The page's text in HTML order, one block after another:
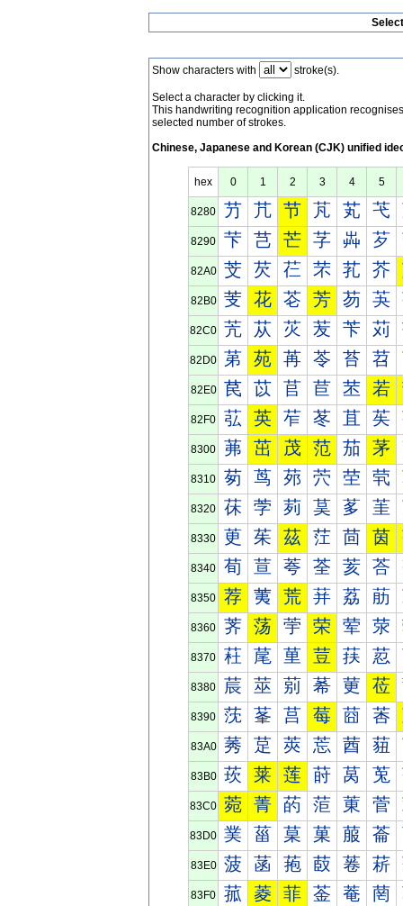
Show characters with stroke(s).
Select a character by clicking it.
This handwriting recognition application
selected number of strokes.
Chinese, Japanese and Korean (CJK) unified
hex 0 1 2 3 4 5
8280 芀 芁 节 芃 芄 芅
8290 芐 芑 芒 芓 芔 芕
82A0 芠 芡 芢 芣 芤 芥
82B0 芰 花 芲 芳 芴 芵
82C0 苀 苁 苂 苃 苄 苅
82D0 苐 苑 苒 苓 苔 苕
82E0 苠 苡 苢 苣 苤 若
82F0 苰 英 苲 苳 苴 苵
8300 茀 茁 茂 范 茄 茅
8310 茐 茑 茒 茓 茔 茕
8320 茠 茡 茢 茣 茤 茥
8330 茰 茱 茲 茳 茴 茵
8340 荀 荁 荂 荃 荄 荅
8350 荐 荑 荒 荓 荔 荕
8360 荠 荡 荢 荣 荤 荥
8370 荰 荱 荲 荳 荴 荵
8380 莀 莁 莂 莃 莄 莅
8390 莐 莑 莒 莓 莔 莕
83A0 莠 莡 莢 莣 莤 莥
83B0 莰 莱 莲 莳 莴 莵
83C0 菀 菁 菂 菃 菄 菅
83D0 菐 菑 菒 菓 菔 菕
83E0 菠 菡 菢 菣 菤 菥
83F0 菰 菱 菲 菳 菴 菵